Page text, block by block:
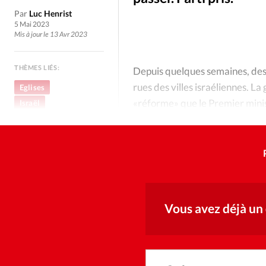
Génération réveil
Publireportage
Relations
Vie
Par Luc Henrist
5 Mai 2023
Mis à jour le 13 Avr 2023
THÈMES LIÉS:
Eglises
Israël
Depuis quelques semaines,
rues des villes israéliennes.
«réforme» que le Premier
Vous avez déjà